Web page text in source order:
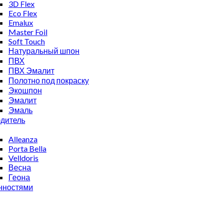
3D Flex
Eco Flex
Emalux
Master Foil
Soft Touch
Натуральный шпон
ПВХ
ПВХ Эмалит
Полотно под покраску
Экошпон
Эмалит
Эмаль
Alleanza
Porta Bella
Velldoris
Весна
Геона